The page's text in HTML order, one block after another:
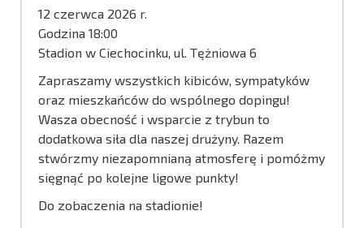
12 czerwca 2026 r.
Godzina 18:00
Stadion w Ciechocinku, ul. Tężniowa 6
Zapraszamy wszystkich kibiców, sympatyków
oraz mieszkańców do wspólnego dopingu!
Wasza obecność i wsparcie z trybun to
dodatkowa siła dla naszej drużyny. Razem
stwórzmy niezapomnianą atmosferę i pomóżmy
sięgnąć po kolejne ligowe punkty!
Do zobaczenia na stadionie!